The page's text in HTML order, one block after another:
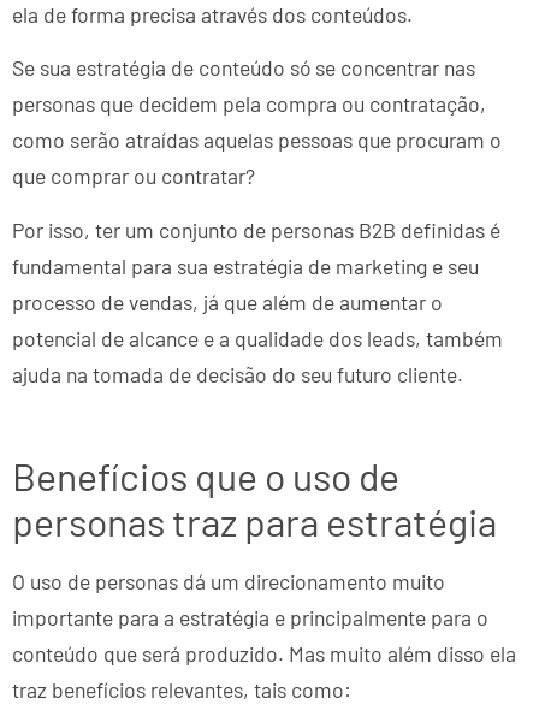
ela de forma precisa através dos conteúdos.
Se sua estratégia de conteúdo só se concentrar nas
personas que decidem pela compra ou contratação,
como serão atraídas aquelas pessoas que procuram o
que comprar ou contratar?
Por isso, ter um conjunto de personas B2B definidas é
fundamental para sua estratégia de marketing e seu
processo de vendas, já que além de aumentar o
potencial de alcance e a qualidade dos leads, também
ajuda na tomada de decisão do seu futuro cliente.
Benefícios que o uso de
personas traz para estratégia
O uso de personas dá um direcionamento muito
importante para a estratégia e principalmente para o
conteúdo que será produzido. Mas muito além disso ela
traz benefícios relevantes, tais como: